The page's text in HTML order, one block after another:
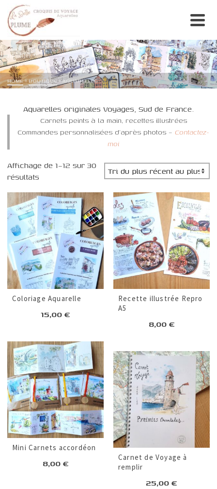
AQUARELLES
HOME»BOUTIQUE» AQUARELLES
Aquarelles originales Voyages, Sud de France.
Carnets peints à la main, recettes illustrées
Commandes personnalisées d’après photos – Contactez-
moi
Affichage de 1–12 sur 30
résultats
plus
récent
au
plus
ancien
Coloriage Aquarelle
15,00 €
Recette illustrée Repro
A5
8,00 €
Mini Carnets accordéon
8,00 €
Carnet de Voyage à
remplir
25,00 €